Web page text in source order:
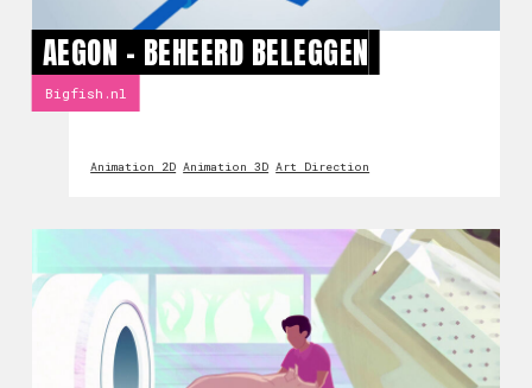
AEGON - BEHEERD BELEGGEN
Bigfish.nl
Animation 2D Animation 3D Art Direction